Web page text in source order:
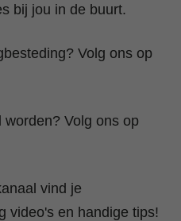
bij jou in de buurt.
Volg ons op
Volg ons op
vind je
video's en handige tips!